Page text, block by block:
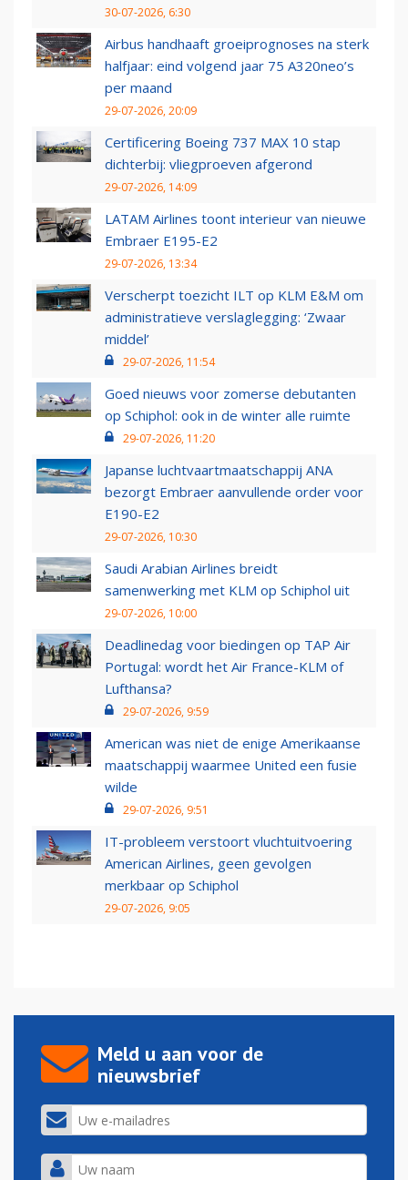
30-07-2026, 6:30
Airbus handhaaft groeiprognoses na sterk
halfjaar: eind volgend jaar 75 A320neo’s
per maand
29-07-2026, 20:09
Certificering Boeing 737 MAX 10 stap
dichterbij: vliegproeven afgerond
29-07-2026, 14:09
LATAM Airlines toont interieur van nieuwe
Embraer E195-E2
29-07-2026, 13:34
Verscherpt toezicht ILT op KLM E&M om
administratieve verslaglegging: ‘Zwaar
middel’
29-07-2026, 11:54
Goed nieuws voor zomerse debutanten
op Schiphol: ook in de winter alle ruimte
29-07-2026, 11:20
Japanse luchtvaartmaatschappij ANA
bezorgt Embraer aanvullende order voor
E190-E2
29-07-2026, 10:30
Saudi Arabian Airlines breidt
samenwerking met KLM op Schiphol uit
29-07-2026, 10:00
Deadlinedag voor biedingen op TAP Air
Portugal: wordt het Air France-KLM of
Lufthansa?
29-07-2026, 9:59
American was niet de enige Amerikaanse
maatschappij waarmee United een fusie
wilde
29-07-2026, 9:51
IT-probleem verstoort vluchtuitvoering
American Airlines, geen gevolgen
merkbaar op Schiphol
29-07-2026, 9:05
Meld u aan voor de
nieuwsbrief